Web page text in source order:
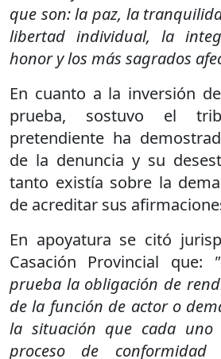
que son: la paz, la
libertad individual, la
honor y los más sagrados
En cuanto a la inversión
prueba, sostuvo el
pretendiente ha
de la denuncia y su
tanto existía sobre la
de acreditar sus
En apoyatura se citó
Casación Provincial que:
prueba la obligación de
de la función de actor o
la situación que cada uno
proceso de